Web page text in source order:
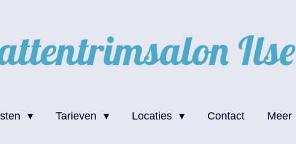
Ilse
Tarieven Locaties Contact Meer